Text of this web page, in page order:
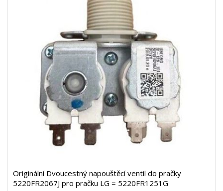
Originální Dvoucestný napouštěcí ventil do pračky
5220FR2067J pro pračku LG = 5220FR1251G